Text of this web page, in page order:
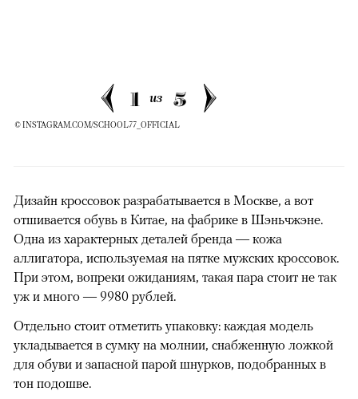
1 из 5
© INSTAGRAM.COM/SCHOOL77_OFFICIAL
Дизайн кроссовок разрабатывается в Москве, а вот
отшивается обувь в Китае, на фабрике в Шэньчжэне.
Одна из характерных деталей бренда — кожа
аллигатора, используемая на пятке мужских кроссовок.
При этом, вопреки ожиданиям, такая пара стоит не так
уж и много — 9980 рублей.
Отдельно стоит отметить упаковку: каждая модель
укладывается в сумку на молнии, снабженную ложкой
для обуви и запасной парой шнурков, подобранных в
тон подошве.